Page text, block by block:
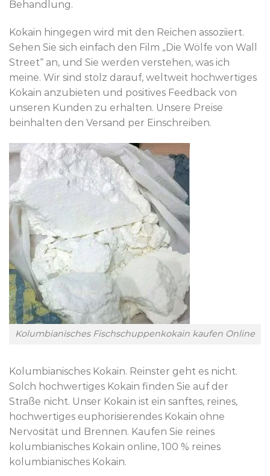
Behandlung.
Kokain hingegen wird mit den Reichen assoziiert.
Sehen Sie sich einfach den Film „Die Wölfe von Wall
Street“ an, und Sie werden verstehen, was ich
meine. Wir sind stolz darauf, weltweit hochwertiges
Kokain anzubieten und positives Feedback von
unseren Kunden zu erhalten. Unsere Preise
beinhalten den Versand per Einschreiben.
Kolumbianisches Fischschuppenkokain kaufen Online
Kolumbianisches Kokain. Reinster geht es nicht.
Solch hochwertiges Kokain finden Sie auf der
Straße nicht. Unser Kokain ist ein sanftes, reines,
hochwertiges euphorisierendes Kokain ohne
Nervosität und Brennen. Kaufen Sie reines
kolumbianisches Kokain online, 100 % reines
kolumbianisches Kokain.